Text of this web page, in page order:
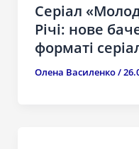
Серіал
Річі: нове
форматі
Олена Василенко/